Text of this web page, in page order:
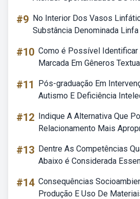
#9 No Interior Dos Vasos
Substância Denominada Linfa
#10 Como é Possível
Marcada Em Gêneros
#11
Pós-graduação Em
Autismo E Deficiência
#12 Indique A Alternativa Que
Relacionamento Mais
#13 Dentre As Competências
Abaixo é Considerada
#14 Consequências
Produção E Uso De